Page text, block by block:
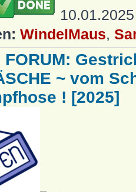
WindelMaus,
FORUM:
~ vom
! [2025]